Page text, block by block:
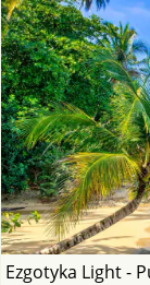
Ezgotyka Light -